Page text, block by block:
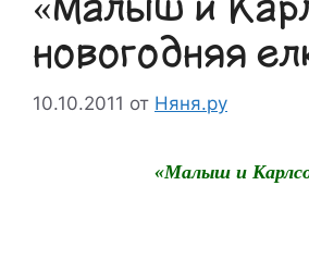
новогодняя
10.10.2011 от Няня.ру
«Малыш и